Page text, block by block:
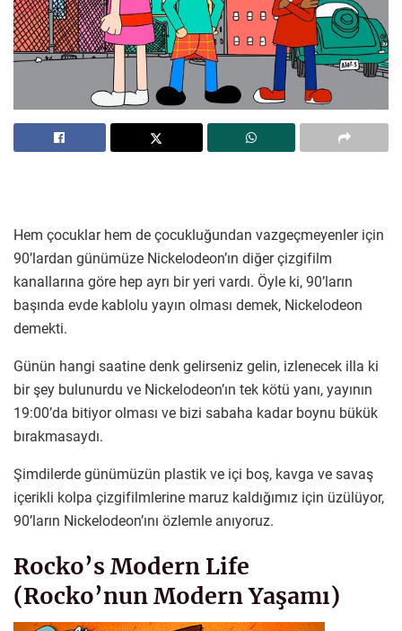
Hem çocuklar hem de çocukluğundan vazgeçmeyenler için
90’lardan günümüze Nickelodeon’ın diğer çizgifilm
kanallarına göre hep ayrı bir yeri vardı. Öyle ki, 90’ların
başında evde kablolu yayın olması demek, Nickelodeon
demekti.
Günün hangi saatine denk gelirseniz gelin, izlenecek illa ki
bir şey bulunurdu ve Nickelodeon’ın tek kötü yanı, yayının
19:00’da bitiyor olması ve bizi sabaha kadar boynu bükük
bırakmasaydı.
Şimdilerde günümüzün plastik ve içi boş, kavga ve savaş
içerikli kolpa çizgifilmlerine maruz kaldığımız için üzülüyor,
90’ların Nickelodeon’ını özlemle anıyoruz.
Rocko’s Modern Life
(Rocko’nun Modern Yaşamı)